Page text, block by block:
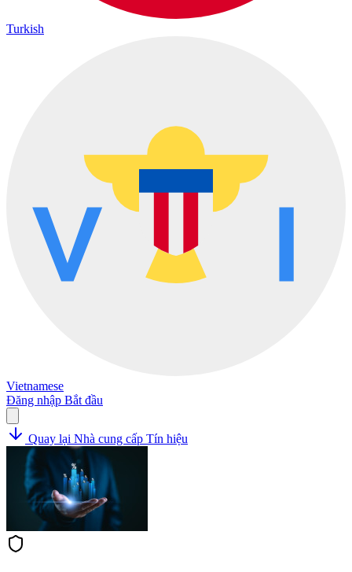
Turkish
Vietnamese
Đăng nhập Bắt đầu
Quay lại Nhà cung cấp Tín hiệu